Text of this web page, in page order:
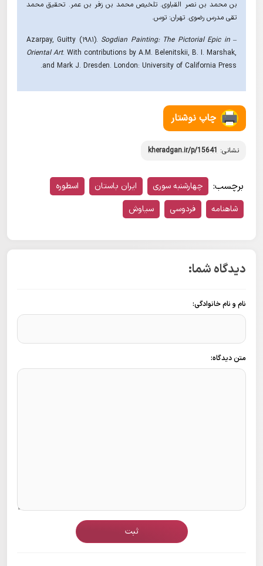
بن محمد بن نصر القباوى. تلخیص محمد بن زفر بن عمر. تحقیق محمد
تقى مدرس رضوى. تهران: توس.
– Azarpay, Guitty (1981).
Sogdian Painting: The Pictorial Epic in
Oriental Art. With contributions by A.M. Belenitskii, B. I. Marshak,
and Mark J. Dresden. London: University of California Press.
چاپ نوشتار
نشانی: kheradgan.ir/p/15641
برچسب: چهارشنبه سوری ایران باستان
اسطوره
شاهنامه
فردوسی سیاوش
دیدگاه شما:
نام و نام خانوادگی:
متن دیدگاه:
ثبت